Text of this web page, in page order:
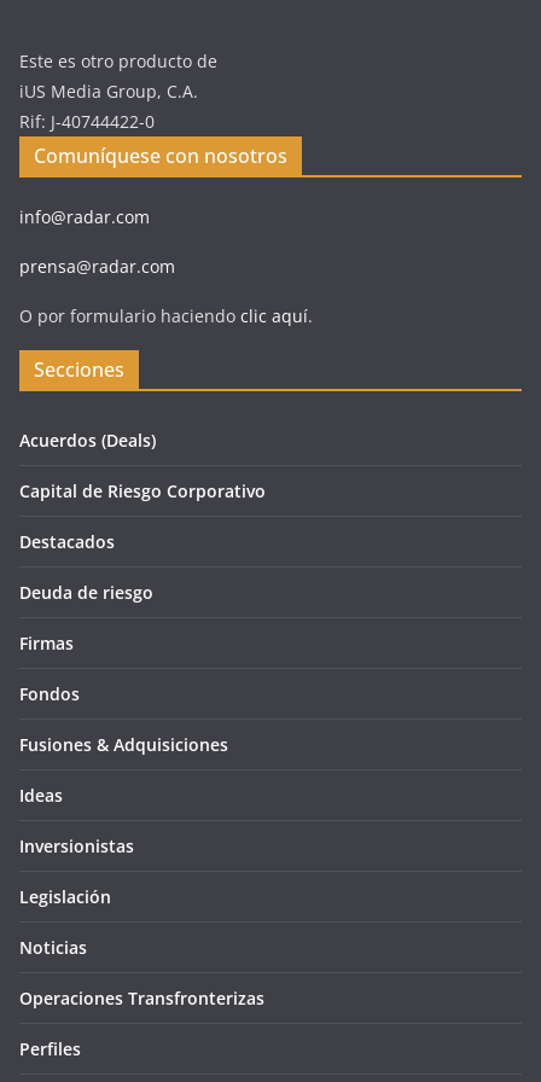
Este es otro producto de
iUS Media Group, C.A.
Rif: J-40744422-0
Comuníquese con nosotros
info@radar.com
prensa@radar.com
O por formulario haciendo clic aquí.
Secciones
Acuerdos (Deals)
Capital de Riesgo Corporativo
Destacados
Deuda de riesgo
Firmas
Fondos
Fusiones & Adquisiciones
Ideas
Inversionistas
Legislación
Noticias
Operaciones Transfronterizas
Perfiles